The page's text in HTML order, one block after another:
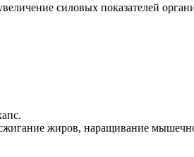
силовых показателей
жиров, наращивание